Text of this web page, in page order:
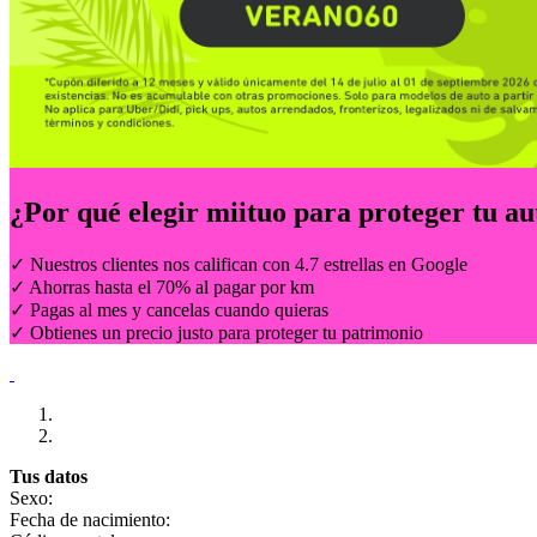
¿Por qué elegir miituo para proteger tu
✓ Nuestros clientes nos califican con 4.7 estrellas en Google
✓ Ahorras hasta el 70% al pagar por km
✓ Pagas al mes y cancelas cuando quieras
✓ Obtienes un precio justo para proteger tu patrimonio
Tus datos
Sexo:
Fecha de nacimiento: